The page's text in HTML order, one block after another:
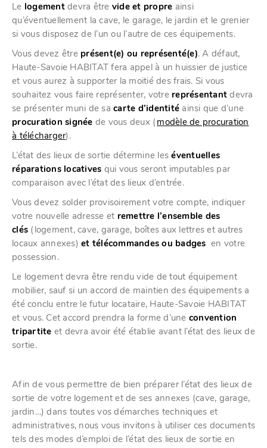
Le logement devra être vide et propre ainsi
qu’éventuellement la cave, le garage, le jardin et le grenier
si vous disposez de l’un ou l’autre de ces équipements.
Vous devez être présent(e) ou représenté(e). A défaut,
Haute-Savoie HABITAT fera appel à un huissier de justice
et vous aurez à supporter la moitié des frais. Si vous
souhaitez vous faire représenter, votre représentant devra
se présenter muni de sa carte d’identité ainsi que d’une
procuration signée de vous deux ( modèle de procuration
à télécharger).
L’état des lieux de sortie détermine leséventuelles
réparations locatives qui vous seront imputables par
comparaison avec l’état des lieux d’entrée.
Vous devez solder provisoirement votre compte, indiquer
votre nouvelle adresse et remettre l’ensemble des
clés (logement, cave, garage, boîtes aux lettres et autres
locaux annexes) et télécommandes ou badges en votre
possession.
Le logement devra être rendu vide de tout équipement
mobilier, sauf si un accord de maintien des équipements a
été conclu entre le futur locataire, Haute-Savoie HABITAT
et vous. Cet accord prendra la forme d’une convention
tripartite et devra avoir été établie avant l’état des lieux de
sortie.
Afin de vous permettre de bien préparer l’état des lieux de
sortie de votre logement et de ses annexes (cave, garage,
jardin…) dans toutes vos démarches techniques et
administratives, nous vous invitons à utiliser ces documents
tels des modes d’emploi de l’état des lieux de sortie en